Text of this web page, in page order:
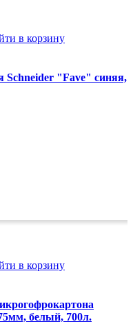
в корзину
Schneider "Fave" синяя,
в корзину
белый, 700л.